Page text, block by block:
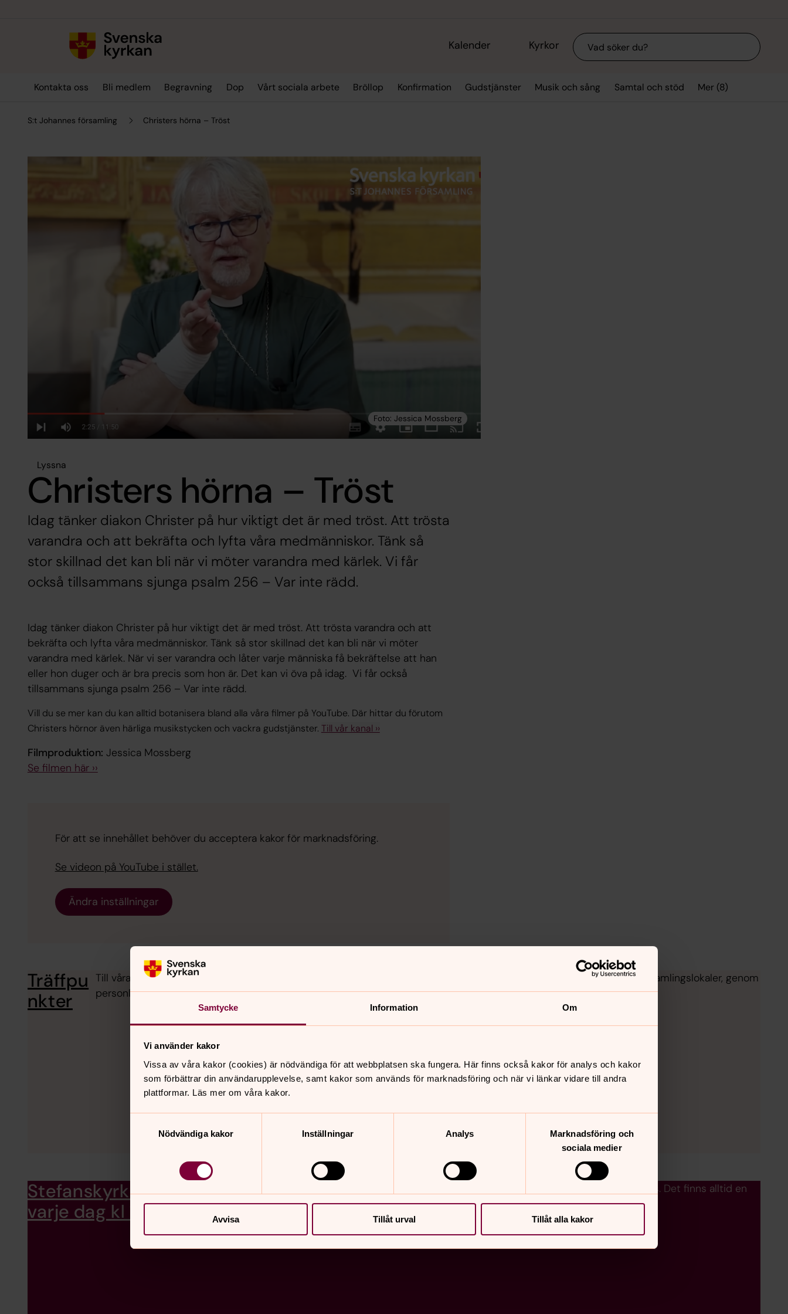
Samtycke Information Om
Vi använder kakor
Vissa av våra kakor (cookies) är nödvändiga för att webbplatsen ska fungera. Här finns också kakor för analys och kakor
som förbättrar din användarupplevelse, samt kakor som används för marknadsföring och när vi länkar vidare till andra
plattformar. Läs mer om våra kakor.
Nödvändiga kakor
Inställningar Analys
Marknadsföring och
sociala medier
Avvisa Tillåt urval Tillåt alla kakor
Kalender Kyrkor Sök
Kontakta oss Bli medlem Begravning Dop Vårt sociala arbete Bröllop Konfirmation Gudstjänster Musik och sång Samtal och stöd Mer (8)
S:t Johannes församling Christers hörna – Tröst
Lyssna
Christers hörna – Tröst
Idag tänker diakon Christer på hur viktigt det är med tröst. Att trösta
varandra och att bekräfta och lyfta våra medmänniskor. Tänk så
stor skillnad det kan bli när vi möter varandra med kärlek. Vi får
också tillsammans sjunga psalm 256 – Var inte rädd.
Idag tänker diakon Christer på hur viktigt det är med tröst. Att trösta varandra och att
bekräfta och lyfta våra medmänniskor. Tänk så stor skillnad det kan bli när vi möter
varandra med kärlek. När vi ser varandra och låter varje människa få bekräftelse att han
eller hon duger och är bra precis som hon är. Det kan vi öva på idag. Vi får också
tillsammans sjunga psalm 256 – Var inte rädd.
Vill du se mer kan du kan alltid botanisera bland alla våra filmer på YouTube. Där hittar du förutom
Christers hörnor även härliga musikstycken och vackra gudstjänster. Till vår kanal ››
Filmproduktion: Jessica Mossberg
Se filmen här ››
För att se innehållet behöver du acceptera kakor för marknadsföring.
Se videon på YouTube i stället.
Ändra inställningar
Träffpu
nkter
Till våra verksamheter och träffpunkter är alla välkomna, oavsett livsåskådning. Vi finns här för dig, i våra kyrkor och församlingslokaler, genom
personliga möten och samtal. Vi ser fram emot att dela dagen med dig. Vi ses!
Stefanskyrkan är öppen
varje dag kl 11-16.
Du är varmt välkommen in för att tända ett ljus eller bara komma bort från stadens brus. Det finns alltid en
präst, diakon eller kyrkvaktmästare på plats för frågor och funderingar.